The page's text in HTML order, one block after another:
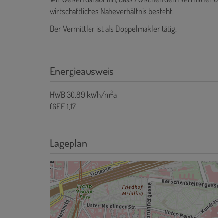
wirtschaftliches Naheverhältnis besteht.
Der Vermittler ist als Doppelmakler tätig.
Energieausweis
HWB30.89 kWh/m2a
fGEE1,17
Lageplan